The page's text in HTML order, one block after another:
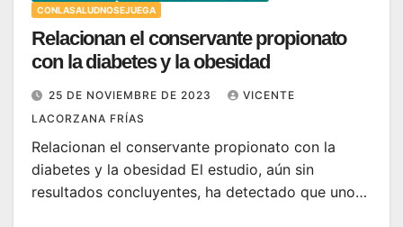
CONLASALUDNOSEJUEGA
Relacionan el conservante propionato
con la diabetes y la obesidad
25 DE NOVIEMBRE DE 2023
VICENTE
LACORZANA FRÍAS
Relacionan el conservante propionato con la
diabetes y la obesidad El estudio, aún sin
resultados concluyentes, ha detectado que uno…